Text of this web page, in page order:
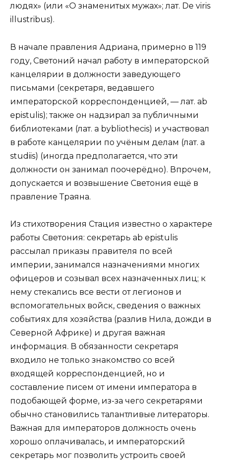
людях» (или «О знаменитых мужах»; лат. De viris
illustribus).
В начале правления Адриана, примерно в 119
году, Светоний начал работу в императорской
канцелярии в должности заведующего
письмами (секретаря, ведавшего
императорской корреспонденцией, — лат. ab
epistulis); также он надзирал за публичными
библиотеками (лат. a bybliothecis) и участвовал
в работе канцелярии по учёным делам (лат. a
studiis) (иногда предполагается, что эти
должности он занимал поочерёдно). Впрочем,
допускается и возвышение Светония ещё в
правление Траяна.
Из стихотворения Стация известно о характере
работы Светония: секретарь ab epistulis
рассылал приказы правителя по всей
империи, занимался назначениями многих
офицеров и созывал всех назначенных лиц; к
нему стекались все вести от легионов и
вспомогательных войск, сведения о важных
событиях для хозяйства (разлив Нила, дожди в
Северной Африке) и другая важная
информация. В обязанности секретаря
входило не только знакомство со всей
входящей корреспонденцией, но и
составление писем от имени императора в
подобающей форме, из-за чего секретарями
обычно становились талантливые литераторы.
Важная для императоров должность очень
хорошо оплачивалась, и императорский
секретарь мог позволить устроить своей